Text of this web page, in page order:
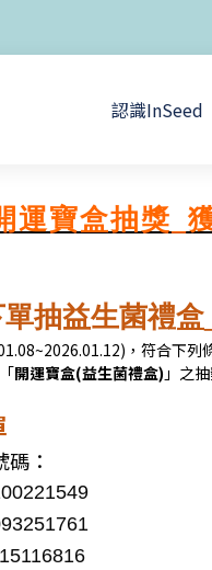
認識InSeed
運寶盒抽獎_
單抽益生菌禮盒
，符合下列
開運寶盒(益生菌禮盒) 」之
：